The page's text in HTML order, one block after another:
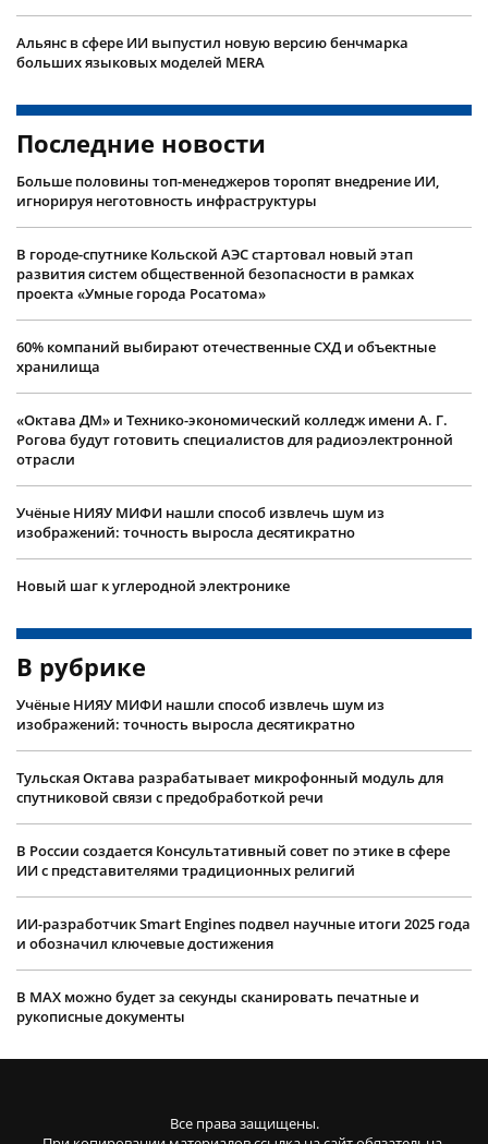
Альянс в сфере ИИ выпустил новую версию бенчмарка
больших языковых моделей MERA
Последние новости
Больше половины топ-менеджеров торопят внедрение ИИ,
игнорируя неготовность инфраструктуры
В городе-спутнике Кольской АЭС стартовал новый этап
развития систем общественной безопасности в рамках
проекта «Умные города Росатома»
60% компаний выбирают отечественные СХД и объектные
хранилища
«Октава ДМ» и Технико-экономический колледж имени А. Г.
Рогова будут готовить специалистов для радиоэлектронной
отрасли
Учëные НИЯУ МИФИ нашли способ извлечь шум из
изображений: точность выросла десятикратно
Новый шаг к углеродной электронике
В рубрике
Учëные НИЯУ МИФИ нашли способ извлечь шум из
изображений: точность выросла десятикратно
Тульская Октава разрабатывает микрофонный модуль для
спутниковой связи с предобработкой речи
В России создается Консультативный совет по этике в сфере
ИИ с представителями традиционных религий
ИИ-разработчик Smart Engines подвел научные итоги 2025 года
и обозначил ключевые достижения
В MAX можно будет за секунды сканировать печатные и
рукописные документы
Все права защищены.